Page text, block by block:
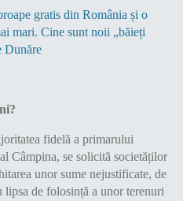
gratis din România și o
mari. Cine sunt noii „băieți
Dunăre
fidelă a primarului
Câmpina, se solicită societăților
unor sume nejustificate, de
lipsa de folosință a unor terenuri